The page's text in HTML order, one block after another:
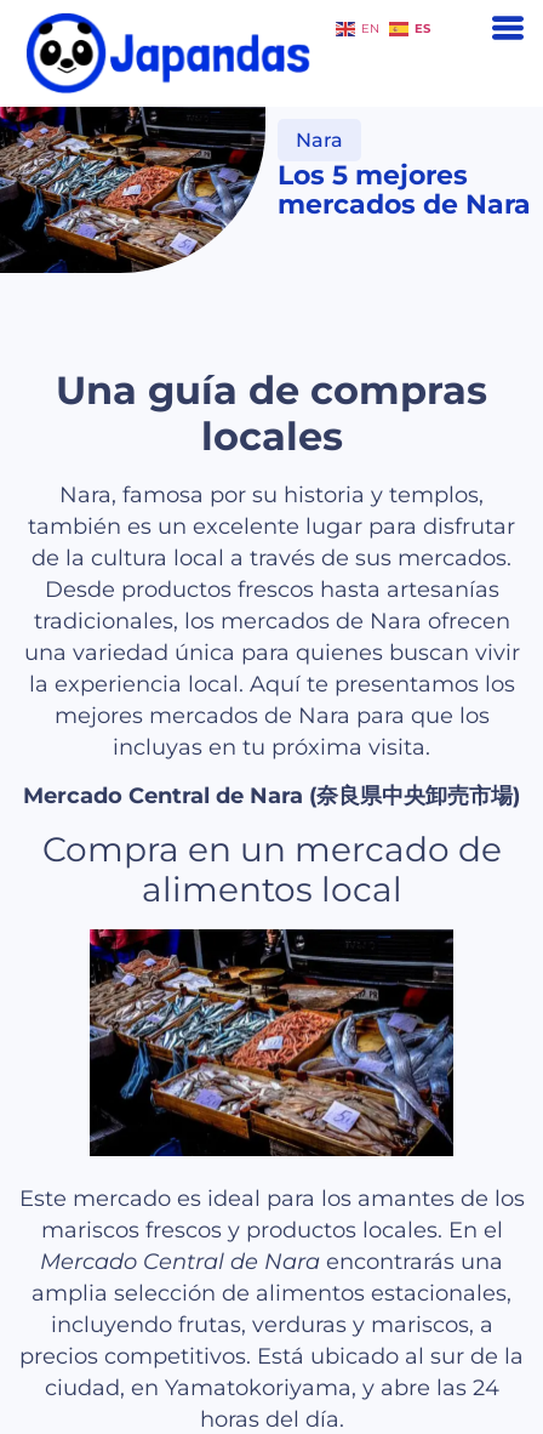
EN ES
Nara
Los 5 mejores
mercados de Nara
Una guía de compras
locales
Nara, famosa por su historia y templos,
también es un excelente lugar para disfrutar
de la cultura local a través de sus mercados.
Desde productos frescos hasta artesanías
tradicionales, los mercados de Nara ofrecen
una variedad única para quienes buscan vivir
la experiencia local. Aquí te presentamos los
mejores mercados de Nara para que los
incluyas en tu próxima visita.
Mercado Central de Nara (奈良県中央卸売市場)
Compra en un mercado de
alimentos local
Este mercado es ideal para los amantes de los
mariscos frescos y productos locales. En el
Mercado Central de Nara encontrarás una
amplia selección de alimentos estacionales,
incluyendo frutas, verduras y mariscos, a
precios competitivos. Está ubicado al sur de la
ciudad, en Yamatokoriyama, y abre las 24
horas del día.